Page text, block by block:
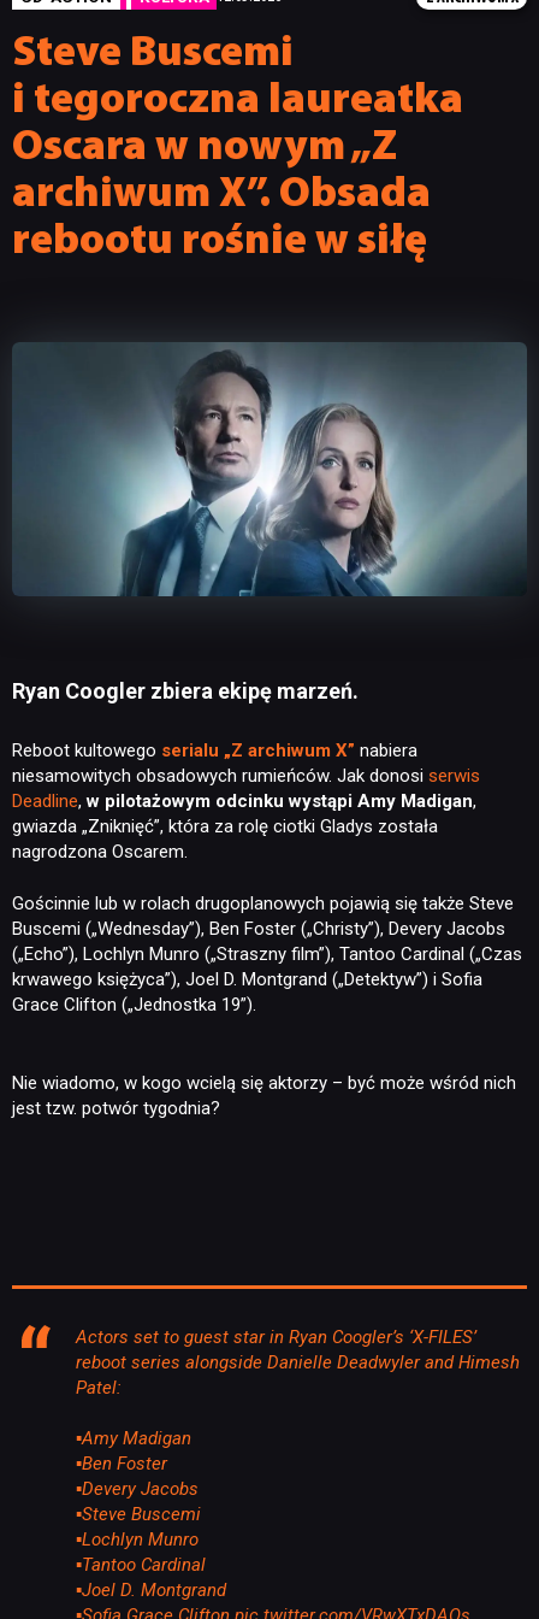
Steve Buscemi
i tegoroczna laureatka
Oscara w nowym „Z
archiwum X”. Obsada
rebootu rośnie w siłę
Ryan Coogler zbiera ekipę marzeń.
Reboot kultowego serialu „Z archiwum X” nabiera
niesamowitych obsadowych rumieńców. Jak donosi serwis
Deadline,w pilotażowym odcinku wystąpi Amy Madigan,
gwiazda „Zniknięć”, która za rolę ciotki Gladys została
nagrodzona Oscarem.
Gościnnie lub w rolach drugoplanowych pojawią się także Steve
Buscemi („Wednesday”), Ben Foster („Christy”), Devery Jacobs
(„Echo”), Lochlyn Munro („Straszny film”), Tantoo Cardinal („Czas
krwawego księżyca”), Joel D. Montgrand („Detektyw”) i Sofia
Grace Clifton („Jednostka 19”).
Nie wiadomo, w kogo wcielą się aktorzy – być może wśród nich
jest tzw. potwór tygodnia?
Actors set to guest star in Ryan Coogler’s ‘X-FILES’
reboot series alongside Danielle Deadwyler and Himesh
Patel:
▪️Amy Madigan
▪️Ben Foster
▪️Devery Jacobs
▪️Steve Buscemi
▪️Lochlyn Munro
▪️Tantoo Cardinal
▪️Joel D. Montgrand